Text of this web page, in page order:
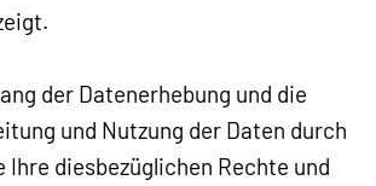
der Datenerhebung und die
und Nutzung der Daten durch
Ihre diesbezüglichen Rechte und